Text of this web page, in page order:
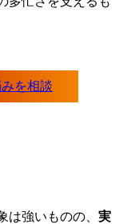
強いものの、 実